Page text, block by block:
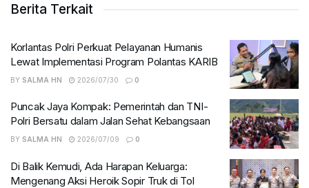
Berita Terkait
Korlantas Polri Perkuat Pelayanan Humanis
Lewat Implementasi Program Polantas KARIB
BY SALMA HN 2026/07/30 0
Puncak Jaya Kompak: Pemerintah dan TNI-
Polri Bersatu dalam Jalan Sehat Kebangsaan
BY SALMA HN 2026/07/09 0
Di Balik Kemudi, Ada Harapan Keluarga:
Mengenang Aksi Heroik Sopir Truk di Tol